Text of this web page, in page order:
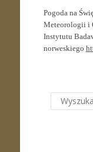
Pogoda na
Meteorologii i
Instytutu
norweskiego